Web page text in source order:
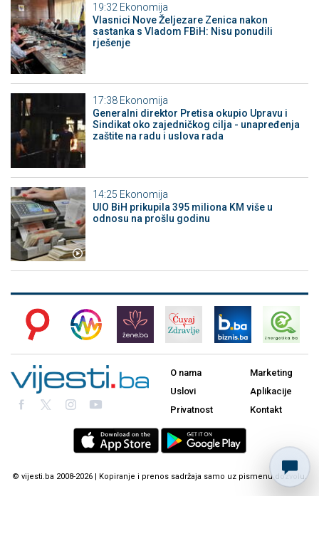
19:32 Ekonomija
Vlasnici Nove Željezare Zenica nakon
sastanka s Vladom FBiH: Nisu ponudili
rješenje
17:38 Ekonomija
Generalni direktor Pretisa okupio Upravu i
Sindikat oko zajedničkog cilja - unapređenja
zaštite na radu i uslova rada
14:25 Ekonomija
UIO BiH prikupila 395 miliona KM više u
odnosu na prošlu godinu
O nama
Uslovi
Privatnost
Marketing
Aplikacije
Kontakt
© vijesti.ba 2008-2026 | Kopiranje i prenos sadržaja samo uz pismenu dozvolu.